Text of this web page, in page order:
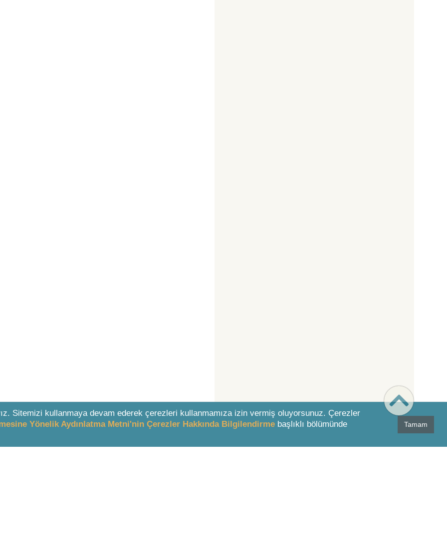
Sitemizi kullanmaya devam ederek çerezleri kullanmamıza izin vermiş oluyorsunuz. Çerezler
Yönelik Aydınlatma Metni'nin Çerezler Hakkında Bilgilendirme başlıklı bölümünde
Tamam